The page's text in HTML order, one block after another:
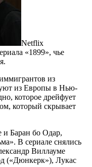
Netflix
«1899», чье
из
из Европы в Нью-
которое дрейфует
который скрывает
и Баран бо Одар,
В сериале снялись
Виллауме
(«Дюнкерк»), Лукас